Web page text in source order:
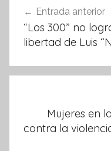
o
k
p
de
entradas
Entrada anterior
“Los 300” no
libertad de Luis
Mujeres en
contra la